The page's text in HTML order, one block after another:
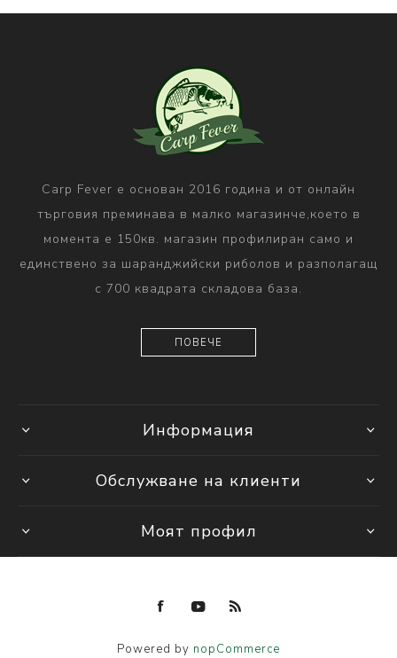
Carp Fever е основан 2016 година и от онлайн
търговия преминава в малко магазинче,което в
момента е 150кв. магазин профилиран само и
единствено за шаранджийски риболов и разполагащ
с 700 квадрата складова база.
ПОВЕЧЕ
Информация
Обслужване на клиенти
Моят профил
Powered by nopCommerce